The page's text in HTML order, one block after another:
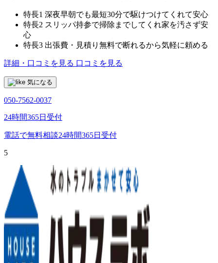
特長1 深夜早朝でも最短30分で駆けつけてくれて安心
特長2 スリッパ持参で掃除までしてくれ家を汚さず安
心
特長3 出張費・見積り無料で断れるから気軽に頼める
詳細・口コミを見る 口コミを見る
気になる
050-7562-0037
24時間365日受付
電話で無料相談24時間365日受付
5